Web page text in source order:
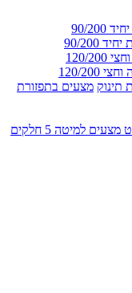
90/200
200
תינוק מצעים בתפזורת
מצעים למיטה 5 חלקים